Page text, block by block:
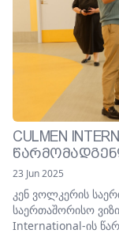
CULMEN
23 Jun 2025
კენ ვოლკერის
საერთაშორისო
International-ის